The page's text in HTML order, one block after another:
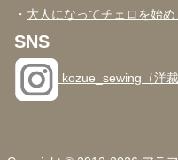
・ 大人になってチェロを始め
SNS
kozue_sewing（洋裁